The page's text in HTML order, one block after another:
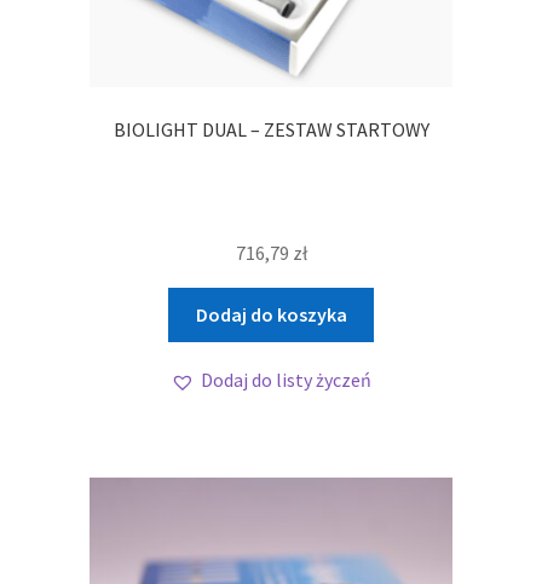
BIOLIGHT DUAL – ZESTAW STARTOWY
716,79 zł
Dodaj do koszyka
Dodaj do listy życzeń